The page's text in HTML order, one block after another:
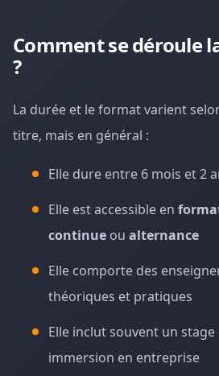
Comment se déroule
?
La durée et le format varient
titre, mais en général :
Elle dure entre 6 mois et 2
Elle est accessible en
continue ou alternance
Elle comporte des
théoriques et pratiques
Elle inclut souvent un
immersion en entreprise